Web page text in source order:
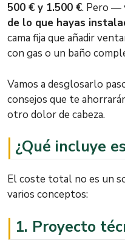
500 € y 1.500 €. Pero —
de lo que hayas
cama fija que añadir
con gas o un baño
Vamos a desglosarlo
consejos que te
otro dolor de cabeza.
¿Qué incluye
El coste total no es un
varios conceptos:
1. Proyecto